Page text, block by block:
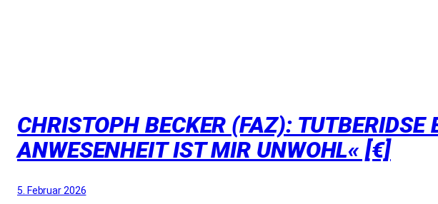
CHRISTOPH BECKER (FAZ):
ANWESENHEIT IST MIR UNWOHL« [€]
5. Februar 2026